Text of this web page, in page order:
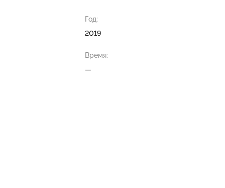
Год:
2019
Время:
—